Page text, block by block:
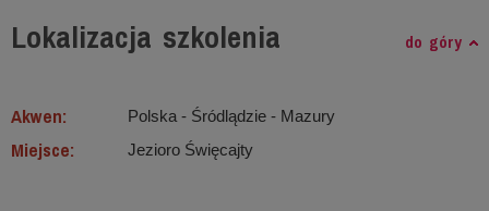
Lokalizacja szkolenia do góry
Akwen: Polska - Śródlądzie ‐ Mazury
Miejsce: Jezioro Święcajty